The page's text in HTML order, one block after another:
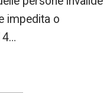
impedita o